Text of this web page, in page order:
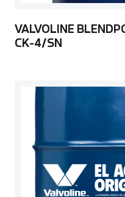
VALVOLINE
CK-4/SN